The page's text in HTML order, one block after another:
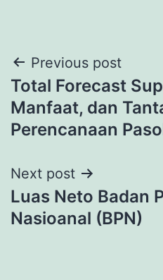
Post
navigation
Previous post
Total Forecast
Manfaat, dan
Perencanaan
Next post
Luas Neto Badan
Nasioanal (BPN)